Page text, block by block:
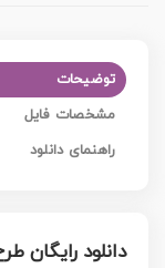
توضیحات
مشخصات فایل
راهنمای دانلود
دانلود رایگان